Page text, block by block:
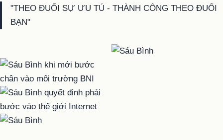
"THEO ĐUỔI SỰ ƯU TÚ - THÀNH CÔNG THEO ĐUỔI
BẠN"